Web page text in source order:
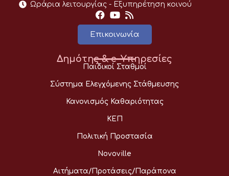
Ωράρια λειτουργίας - Eξυπηρέτηση κοινού
Επικοινωνία
Δημότης & e-Υπηρεσίες
Παιδικοί Σταθμοί
Σύστημα Ελεγχόμενης Στάθμευσης
Κανονισμός Καθαριότητας
ΚΕΠ
Πολιτική Προστασία
Novoville
Αιτήματα/Προτάσεις/Παράπονα